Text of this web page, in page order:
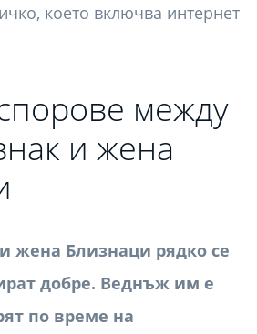
което включва интернет
между
и жена
жена Близнаци рядко се
добре. Веднъж им е
по време на